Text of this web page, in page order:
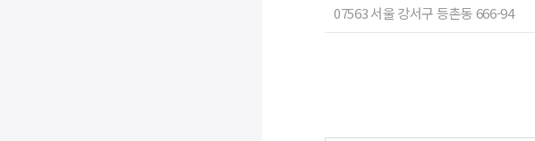
07563 서울 강서구 등촌동 666-94